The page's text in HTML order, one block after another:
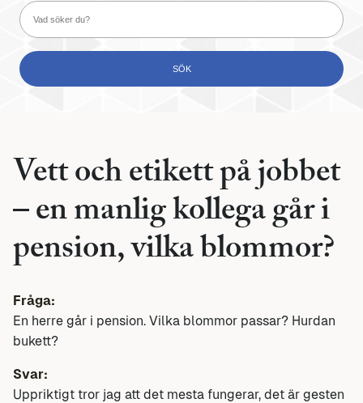
Vett och etikett på jobbet
– en manlig kollega går i
pension, vilka blommor?
Fråga:
En herre går i pension. Vilka blommor passar? Hurdan
bukett?
Svar:
Uppriktigt tror jag att det mesta fungerar, det är gesten